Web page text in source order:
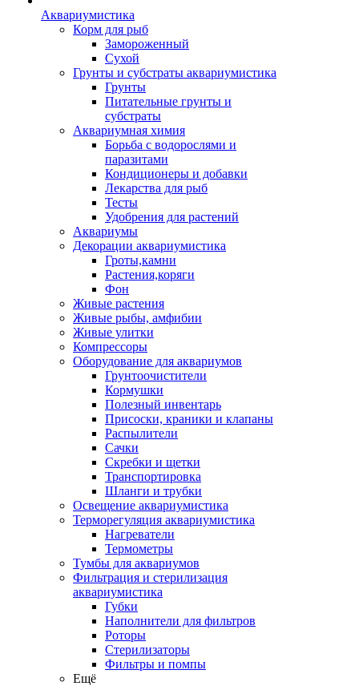
Аквариумистика
Корм для рыб
Замороженный
Сухой
Грунты и субстраты аквариумистика
Грунты
Питательные грунты и
субстраты
Аквариумная химия
Борьба с водорослями и
паразитами
Кондиционеры и добавки
Лекарства для рыб
Тесты
Удобрения для растений
Аквариумы
Декорации аквариумистика
Гроты,камни
Растения,коряги
Фон
Живые растения
Живые рыбы, амфибии
Живые улитки
Компрессоры
Оборудование для аквариумов
Грунтоочистители
Кормушки
Полезный инвентарь
Присоски, краники и клапаны
Распылители
Сачки
Скребки и щетки
Транспортировка
Шланги и трубки
Освещение аквариумистика
Терморегуляция аквариумистика
Нагреватели
Термометры
Тумбы для аквариумов
Фильтрация и стерилизация
аквариумистика
Губки
Наполнители для фильтров
Роторы
Стерилизаторы
Фильтры и помпы
Ещё